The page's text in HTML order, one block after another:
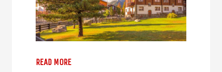
READ MORE